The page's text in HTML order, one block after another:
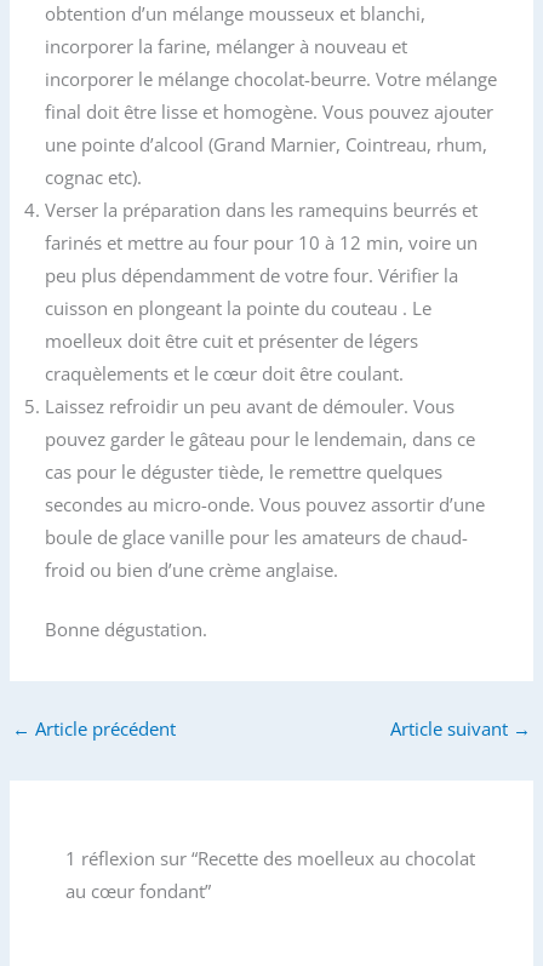
obtention d’un mélange mousseux et blanchi,
incorporer la farine, mélanger à nouveau et
incorporer le mélange chocolat-beurre. Votre mélange
final doit être lisse et homogène. Vous pouvez ajouter
une pointe d’alcool (Grand Marnier, Cointreau, rhum,
cognac etc).
Verser la préparation dans les ramequins beurrés et
farinés et mettre au four pour 10 à 12 min, voire un
peu plus dépendamment de votre four. Vérifier la
cuisson en plongeant la pointe du couteau . Le
moelleux doit être cuit et présenter de légers
craquèlements et le cœur doit être coulant.
Laissez refroidir un peu avant de démouler. Vous
pouvez garder le gâteau pour le lendemain, dans ce
cas pour le déguster tiède, le remettre quelques
secondes au micro-onde. Vous pouvez assortir d’une
boule de glace vanille pour les amateurs de chaud-
froid ou bien d’une crème anglaise.
Bonne dégustation.
← Article précédent Article suivant →
1 réflexion sur “Recette des moelleux au chocolat
au cœur fondant”